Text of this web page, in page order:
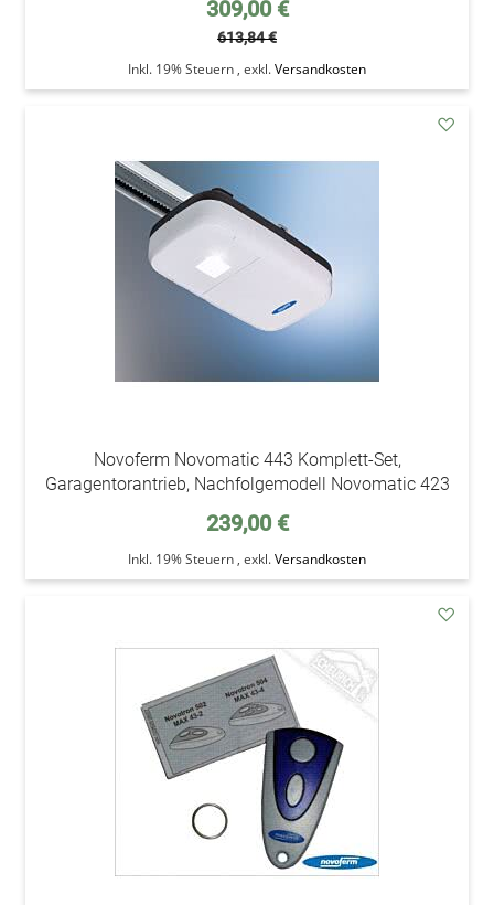
309,00 €
613,84 €
Inkl. 19% Steuern , exkl.Versandkosten
Novoferm Novomatic 443 Komplett-Set,
Garagentorantrieb, Nachfolgemodell Novomatic 423
239,00 €
Inkl. 19% Steuern , exkl.Versandkosten